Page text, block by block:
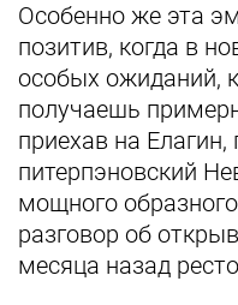
Особенно же эта
позитив, когда в
особых ожиданий,
получаешь
приехав на
питерпэновский
мощного
разговор об
месяца назад